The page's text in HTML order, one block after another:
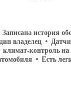
история
владелец •
климат-
• Есть